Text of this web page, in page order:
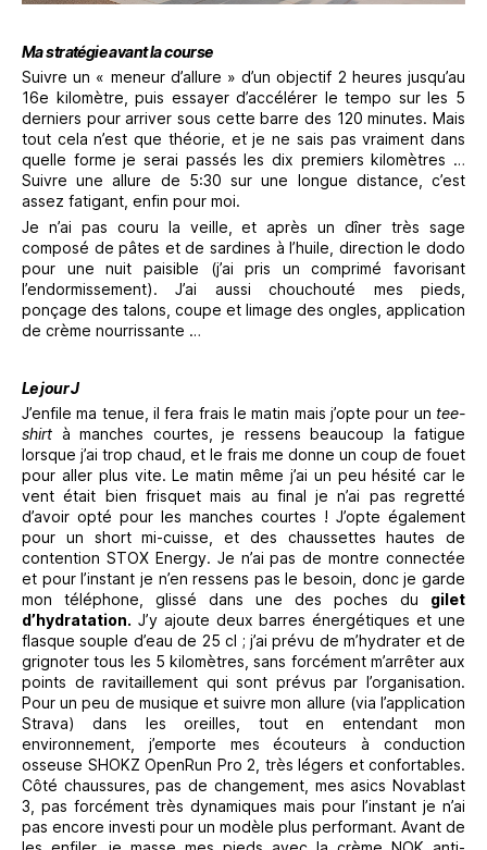
Ma stratégie avant la course
Suivre un « meneur d’allure » d’un objectif 2 heures jusqu’au
16e kilomètre, puis essayer d’accélérer le tempo sur les 5
derniers pour arriver sous cette barre des 120 minutes. Mais
tout cela n’est que théorie, et je ne sais pas vraiment dans
quelle forme je serai passés les dix premiers kilomètres …
Suivre une allure de 5:30 sur une longue distance, c’est
assez fatigant, enfin pour moi.
Je n’ai pas couru la veille, et après un dîner très sage
composé de pâtes et de sardines à l’huile, direction le dodo
pour une nuit paisible (j’ai pris un comprimé favorisant
l’endormissement). J’ai aussi chouchouté mes pieds,
ponçage des talons, coupe et limage des ongles, application
de crème nourrissante …
Le jour J
J’enfile ma tenue, il fera frais le matin mais j’opte pour un tee-
shirt à manches courtes, je ressens beaucoup la fatigue
lorsque j’ai trop chaud, et le frais me donne un coup de fouet
pour aller plus vite. Le matin même j’ai un peu hésité car le
vent était bien frisquet mais au final je n’ai pas regretté
d’avoir opté pour les manches courtes ! J’opte également
pour un short mi-cuisse, et des chaussettes hautes de
contention STOX Energy. Je n’ai pas de montre connectée
et pour l’instant je n’en ressens pas le besoin, donc je garde
mon téléphone, glissé dans une des poches du gilet
d’hydratation. J’y ajoute deux barres énergétiques et une
flasque souple d’eau de 25 cl ; j’ai prévu de m’hydrater et de
grignoter tous les 5 kilomètres, sans forcément m’arrêter aux
points de ravitaillement qui sont prévus par l’organisation.
Pour un peu de musique et suivre mon allure (via l’application
Strava) dans les oreilles, tout en entendant mon
environnement, j’emporte mes écouteurs à conduction
osseuse SHOKZ OpenRun Pro 2, très légers et confortables.
Côté chaussures, pas de changement, mes asics Novablast
3, pas forcément très dynamiques mais pour l’instant je n’ai
pas encore investi pour un modèle plus performant. Avant de